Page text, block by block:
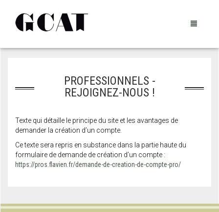
SÉLECTION E-BOUTIQUE
LE CATALOGUE COMPLET
RESSOURCES ET PARTAGES®
CONTACTS
CONTACTS
PANIER
PROFESSIONNELS -
REJOIGNEZ-NOUS !
Texte qui détaille le principe du site et les avantages de
demander la création d’un compte.
Ce texte sera repris en substance dans la partie haute du
formulaire de demande de création d’un compte :
https://pros.flavien.fr/demande-de-creation-de-compte-pro/